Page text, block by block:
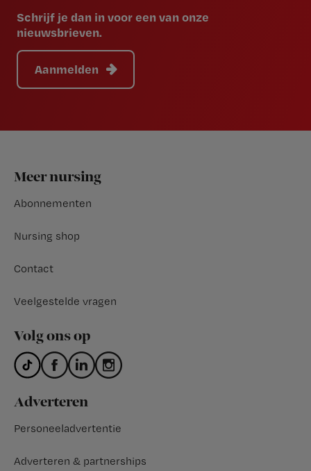
Schrijf je dan in voor een van onze
nieuwsbrieven.
Aanmelden
Footer
Meer nursing
Abonnementen
Nursing shop
Contact
Veelgestelde vragen
Volg ons op
Adverteren
Personeeladvertentie
Adverteren & partnerships